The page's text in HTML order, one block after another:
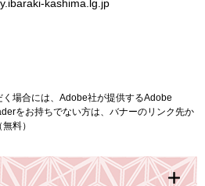
kashima.lg.jp
場合には、Adobe社が提供するAdobe
をお持ちでない方は、バナーのリンク先か
料）